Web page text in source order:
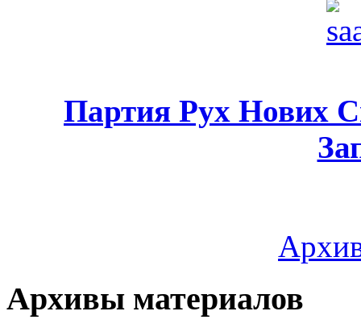
Партия Рух Нових
Архивы материалов